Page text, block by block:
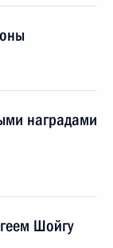
наградами
Шойгу